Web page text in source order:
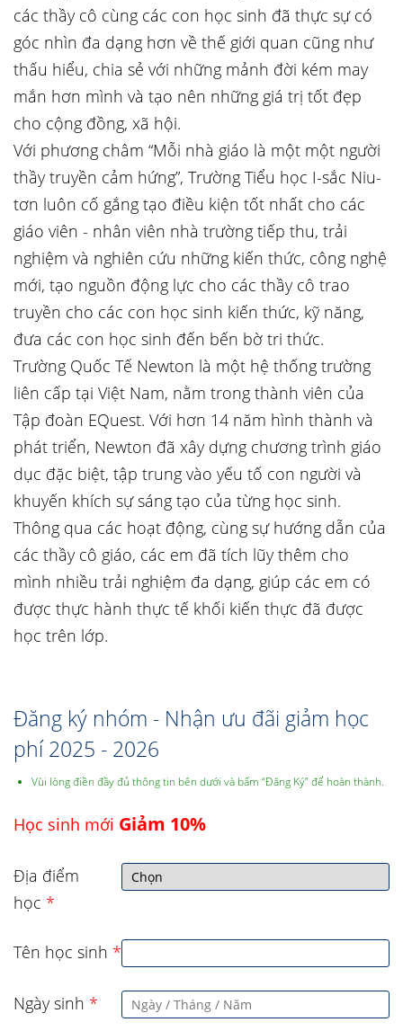
các thầy cô cùng các con học sinh đã thực sự có
góc nhìn đa dạng hơn về thế giới quan cũng như
thấu hiểu, chia sẻ với những mảnh đời kém may
mắn hơn mình và tạo nên những giá trị tốt đẹp
cho cộng đồng, xã hội.
Với phương châm “Mỗi nhà giáo là một một người
thầy truyền cảm hứng”, Trường Tiểu học I-sắc Niu-
tơn luôn cố gắng tạo điều kiện tốt nhất cho các
giáo viên - nhân viên nhà trường tiếp thu, trải
nghiệm và nghiên cứu những kiến thức, công nghệ
mới, tạo nguồn động lực cho các thầy cô trao
truyền cho các con học sinh kiến thức, kỹ năng,
đưa các con học sinh đến bến bờ tri thức.
Trường Quốc Tế Newton là một hệ thống trường
liên cấp tại Việt Nam, nằm trong thành viên của
Tập đoàn EQuest. Với hơn 14 năm hình thành và
phát triển, Newton đã xây dựng chương trình giáo
dục đặc biệt, tập trung vào yếu tố con người và
khuyến khích sự sáng tạo của từng học sinh.
Thông qua các hoạt động, cùng sự hướng dẫn của
các thầy cô giáo, các em đã tích lũy thêm cho
mình nhiều trải nghiệm đa dạng, giúp các em có
được thực hành thực tế khối kiến thực đã được
học trên lớp.
Đăng ký nhóm - Nhận ưu đãi giảm học
phí 2025 - 2026
Vùi lòng điền đầy đủ thông tin bên dưới và bấm “Đăng Ký” để hoàn thành.
Học sinh mới Giảm 10%
Địa điểm
học *
Tên học sinh *
Ngày sinh *